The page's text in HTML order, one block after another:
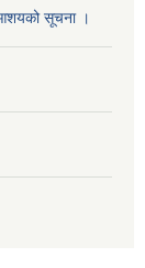
आशयको सूचना ।